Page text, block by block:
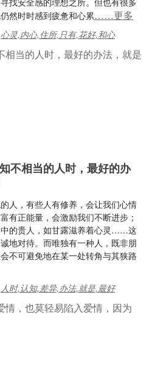
然时时感到疲惫和心累……更多
心灵,内心,住所,只有,花好,和心
不相当的人时，最好的办
人，有些人有修养，会让我们心情
有正能量，会激励我们不断进步；
的贵人，如甘露滋养着心灵……这
地对待。而唯独有一种人，既非朋
不可避免地在某一处转角与其狭路
人时,认知,差异,办法,就是,最好